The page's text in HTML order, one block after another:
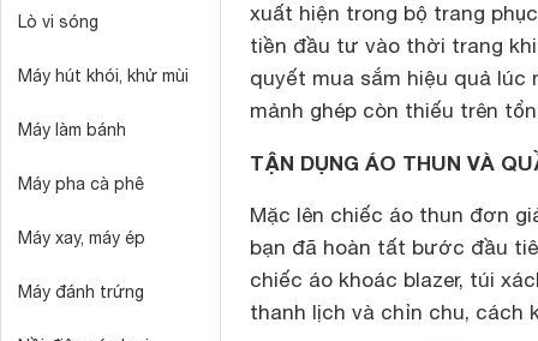
Lò vi sóng
Máy hút khói, khử mùi
Máy làm bánh
Máy pha cà phê
Máy xay, máy ép
Máy đánh trứng
xuất hiện trong bộ trang
tiền đầu tư vào thời trang
quyết mua sắm hiệu quả lúc
mảnh ghép còn thiếu trên
TẬN DỤNG ÁO THUN VÀ
Mặc lên chiếc áo thun đơn
bạn đã hoàn tất bước đầu
chiếc áo khoác blazer, túi
thanh lịch và chỉn chu, cách